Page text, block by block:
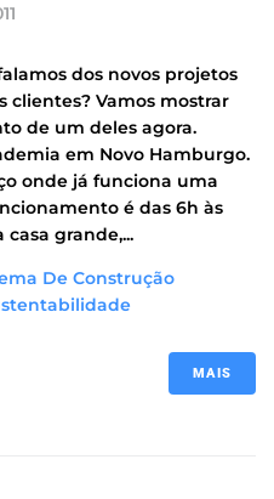
dos novos projetos
clientes? Vamos mostrar
de um deles agora.
em Novo Hamburgo.
onde já funciona uma
é das 6h às
casa grande,...
De Construção
MAIS